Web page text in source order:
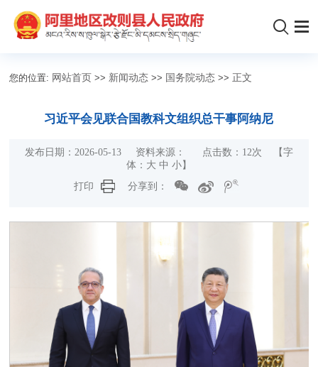
您的位置: 网站首页 >> 新闻动态 >> 国务院动态 >> 正文
习近平会见联合国教科文组织总干事阿纳尼
发布日期：2026-05-13 资料来源： 点击数： 12次 【字
体： 大 中 小】
打印
分享到：